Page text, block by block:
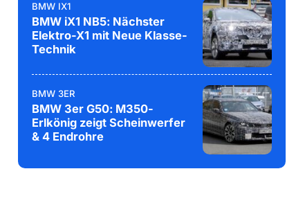
BMW IX1
BMW iX1 NB5: Nächster
Elektro-X1 mit Neue Klasse-
Technik
BMW 3ER
BMW 3er G50: M350-
Erlkönig zeigt Scheinwerfer
& 4 Endrohre